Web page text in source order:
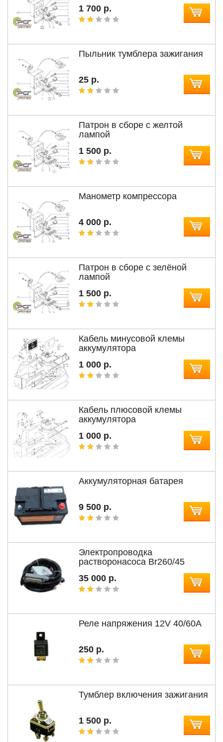
1 700 р.
Пыльник тумблера зажигания
25 р.
Патрон в сборе с желтой
лампой
1 500 р.
Манометр компрессора
4 000 р.
Патрон в сборе с зелёной
лампой
1 500 р.
Кабель минусовой клемы
аккумулятора
1 000 р.
Кабель плюсовой клемы
аккумулятора
1 000 р.
Аккумуляторная батарея
9 500 р.
Электропроводка
растворонасоса Br260/45
35 000 р.
Реле напряжения 12V 40/60A
250 р.
Тумблер включения зажигания
1 500 р.